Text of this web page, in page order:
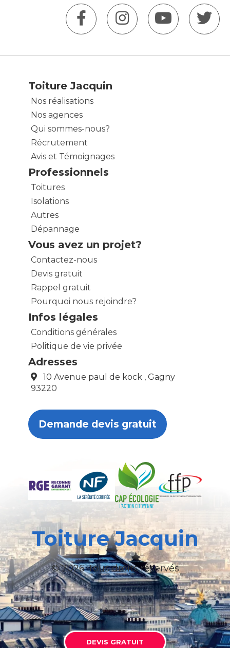
Toiture Jacquin
Nos réalisations
Nos agences
Qui sommes-nous?
Récrutement
Avis et Témoignages
Professionnels
Toitures
Isolations
Autres
Dépannage
Vous avez un projet?
Contactez-nous
Devis gratuit
Rappel gratuit
Pourquoi nous rejoindre?
Infos légales
Conditions générales
Politique de vie privée
Adresses
10 Avenue paul de kock , Gagny
93220
Demande devis gratuit
Toiture Jacquin
© 2026 Tous droits réservés
DEVIS GRATUIT